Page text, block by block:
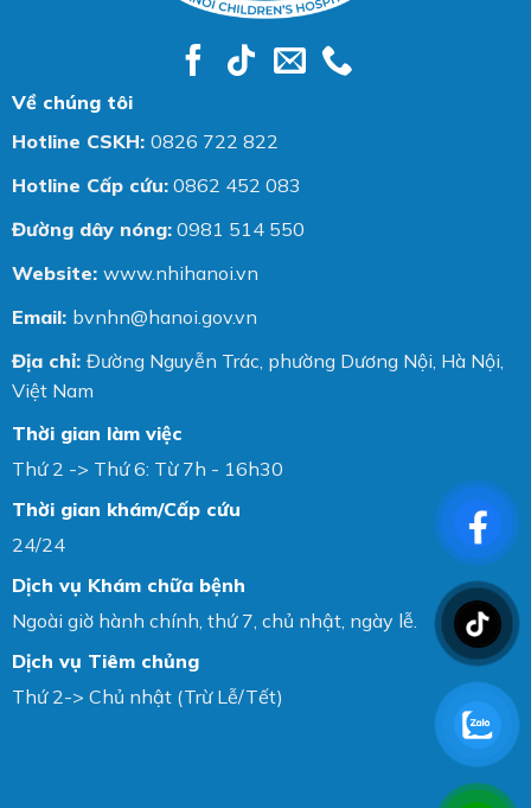
Về chúng tôi
Hotline CSKH: 0826 722 822
Hotline Cấp cứu: 0862 452 083
Đường dây nóng: 0981 514 550
Website: www.nhihanoi.vn
Email: bvnhn@hanoi.gov.vn
Địa chỉ: Đường Nguyễn Trác, phường Dương Nội, Hà Nội,
Việt Nam
Thời gian làm việc
Thứ 2 -> Thứ 6: Từ 7h - 16h30
Thời gian khám/Cấp cứu
24/24
Dịch vụ Khám chữa bệnh
Ngoài giờ hành chính, thứ 7, chủ nhật, ngày lễ.
Dịch vụ Tiêm chủng
Thứ 2-> Chủ nhật (Trừ Lễ/Tết)